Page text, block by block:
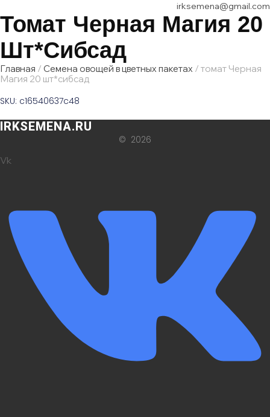
irksemena@gmail.com
Томат Черная Магия 20
Шт*сибсад
Главная / Семена овощей в цветных пакетах / томат Черная
Магия 20 шт*сибсад
SKU: c16540637c48
IRKSEMENA.RU
© 2026
Vk